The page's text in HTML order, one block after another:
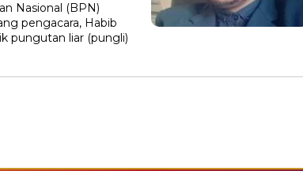
Nasional (BPN)
pengacara, Habib
pungutan liar (pungli)